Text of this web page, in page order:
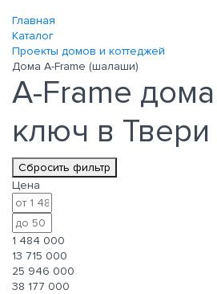
Главная
Каталог
Проекты домов и коттеджей
Дома A-Frame (шалаши)
A-Frame
ключ в Твери
Сбросить фильтр
Цена
1 484 000
13 715 000
25 946 000
38 177 000